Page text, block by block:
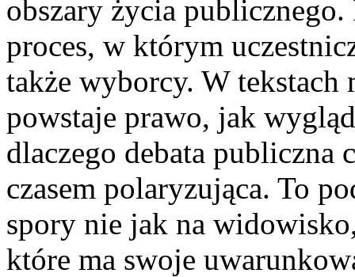
obszary życia
proces, w którym
także wyborcy. W tekstach
powstaje prawo, jak
dlaczego debata publiczna
czasem polaryzująca. To
spory nie jak na
które ma swoje